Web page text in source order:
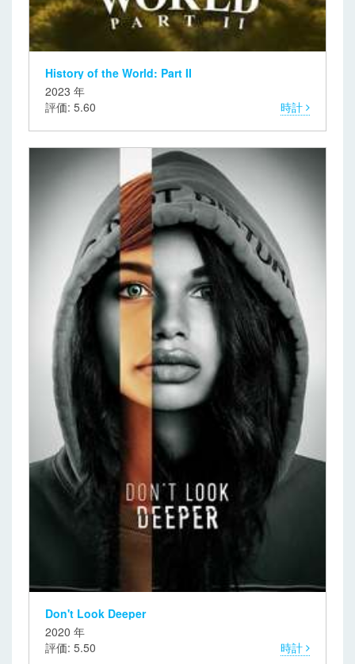
History of the World: Part II
2023 年
評価: 5.60
時計
Don't Look Deeper
2020 年
評価: 5.50
時計